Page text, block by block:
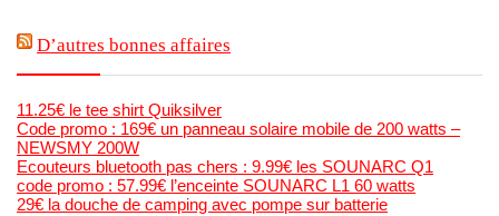
D’autres bonnes affaires
11.25€ le tee shirt Quiksilver
Code promo : 169€ un panneau solaire mobile de 200 watts –
NEWSMY 200W
Ecouteurs bluetooth pas chers : 9.99€ les SOUNARC Q1
code promo : 57.99€ l’enceinte SOUNARC L1 60 watts
29€ la douche de camping avec pompe sur batterie